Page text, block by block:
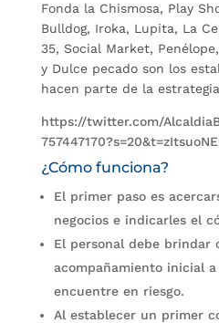
Fonda la Chismosa, Play
Bulldog, Iroka, Lupita, La
35, Social Market,
y Dulce pecado son los
hacen parte de la
https://twitter.com/
¿Cómo funciona?
El primer paso es
negocios e indicarles el
El personal debe brindar
acompañamiento inicial
encuentre en riesgo.
Al establecer un primer